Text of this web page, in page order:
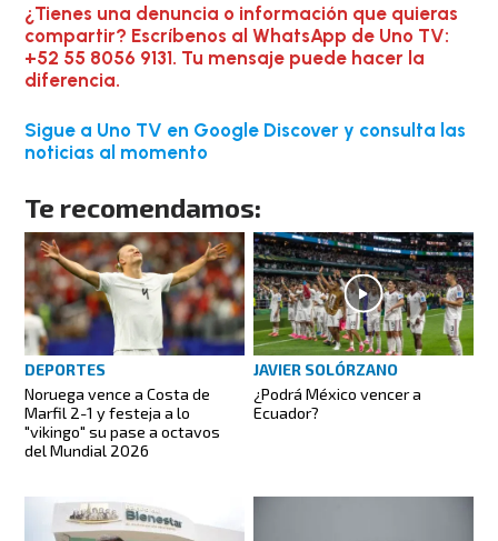
¿Tienes una denuncia o información que quieras
compartir? Escríbenos al WhatsApp de Uno TV:
+52 55 8056 9131. Tu mensaje puede hacer la
diferencia.
Sigue a Uno TV en Google Discover y consulta las
noticias al momento
Te recomendamos:
DEPORTES
Noruega vence a Costa de
Marfil 2-1 y festeja a lo
"vikingo" su pase a octavos
del Mundial 2026
JAVIER SOLÓRZANO
¿Podrá México vencer a
Ecuador?